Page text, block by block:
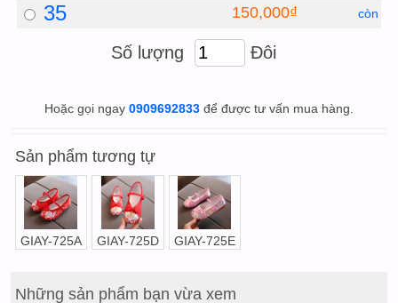
35 150,000₫ còn
Số lượng Đôi
Hoặc gọi ngay 0909692833để được tư vấn mua hàng.
Sản phẩm tương tự
GIAY-725A GIAY-725D GIAY-725E
Những sản phẩm bạn vừa xem